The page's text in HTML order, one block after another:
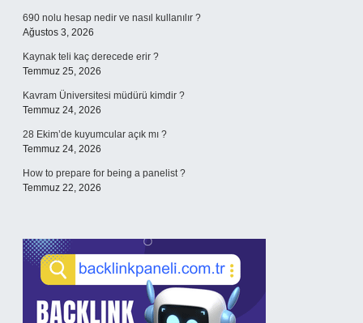
690 nolu hesap nedir ve nasıl kullanılır ?
Ağustos 3, 2026
Kaynak teli kaç derecede erir ?
Temmuz 25, 2026
Kavram Üniversitesi müdürü kimdir ?
Temmuz 24, 2026
28 Ekim’de kuyumcular açık mı ?
Temmuz 24, 2026
How to prepare for being a panelist ?
Temmuz 22, 2026